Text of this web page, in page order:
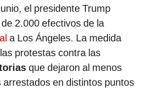
el presidente Trump
2.000 efectivos de la
a Los Ángeles. La medida
protestas contra las
que dejaron al menos
arrestados en distintos puntos